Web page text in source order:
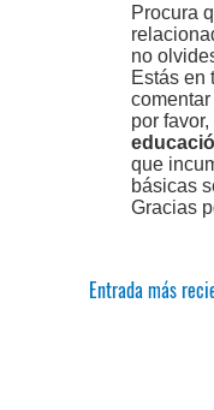
Procura
no
Estás en
por
que
básicas
Gracias
Entrada más